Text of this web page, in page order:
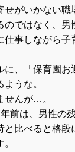
せがいかない職
のではなく、男
仕事しながら子
に、「保育園お
うな。
せんが…。
前は、男性の
と比べると格段